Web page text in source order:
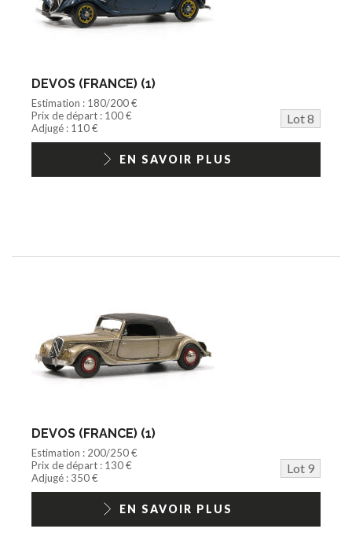
DEVOS (FRANCE) (1)
Estimation : 180/200 €
Prix de départ : 100 €
Lot 8
Adjugé : 110 €
EN SAVOIR PLUS
DEVOS (FRANCE) (1)
Estimation : 200/250 €
Prix de départ : 130 €
Lot 9
Adjugé : 350 €
EN SAVOIR PLUS